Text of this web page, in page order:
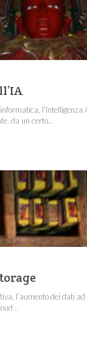
da un certo...
l’aumento dei dati